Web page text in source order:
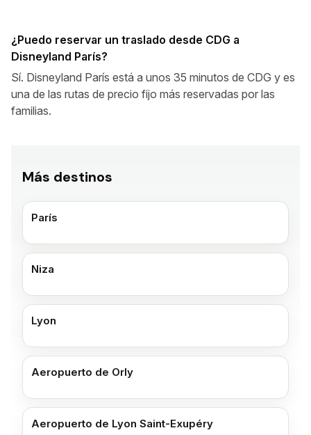
¿Puedo reservar un traslado desde CDG a
Disneyland París?
Sí. Disneyland París está a unos 35 minutos de CDG y es
una de las rutas de precio fijo más reservadas por las
familias.
Más destinos
París
Niza
Lyon
Aeropuerto de Orly
Aeropuerto de Lyon Saint-Exupéry